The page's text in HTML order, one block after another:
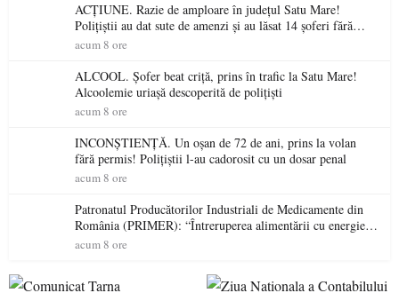
ACȚIUNE. Razie de amploare în județul Satu Mare!
Polițiștii au dat sute de amenzi și au lăsat 14 șoferi fără
permis într-o singură zi
acum 8 ore
ALCOOL. Șofer beat criță, prins în trafic la Satu Mare!
Alcoolemie uriașă descoperită de polițiști
acum 8 ore
INCONȘTIENȚĂ. Un oșan de 72 de ani, prins la volan
fără permis! Polițiștii l-au cadorosit cu un dosar penal
acum 8 ore
Patronatul Producătorilor Industriali de Medicamente din
România (PRIMER): “Întreruperea alimentării cu energie
electrică a fabricilor de medicamente va pune în pericol
acum 8 ore